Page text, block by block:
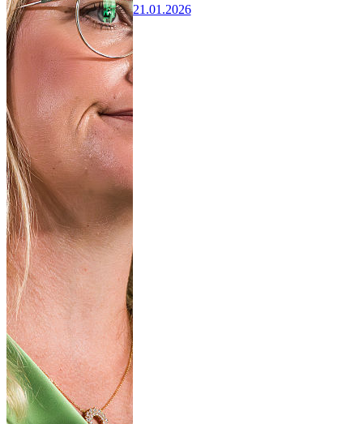
21.01.2026